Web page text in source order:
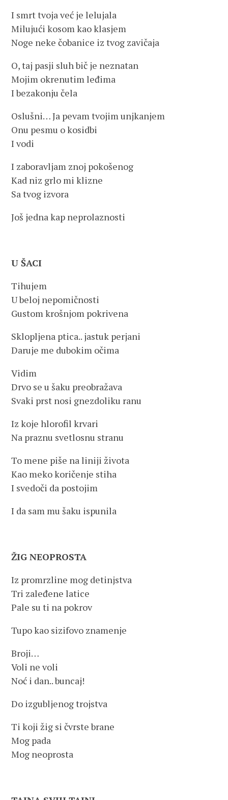
I smrt tvoja već je lelujala
Milujući kosom kao klasjem
Noge neke čobanice iz tvog zavičaja
O, taj pasji sluh bič je neznatan
Mojim okrenutim leđima
I bezakonju čela
Oslušni… Ja pevam tvojim unjkanjem
Onu pesmu o kosidbi
I vodi
I zaboravljam znoj pokošenog
Kad niz grlo mi klizne
Sa tvog izvora
Još jedna kap neprolaznosti
U ŠACI
Tihujem
U beloj nepomičnosti
Gustom krošnjom pokrivena
Sklopljena ptica.. jastuk perjani
Daruje me dubokim očima
Vidim
Drvo se u šaku preobražava
Svaki prst nosi gnezdoliku ranu
Iz koje hlorofil krvari
Na praznu svetlosnu stranu
To mene piše na liniji života
Kao meko koričenje stiha
I svedoči da postojim
I da sam mu šaku ispunila
ŽIG NEOPROSTA
Iz promrzline mog detinjstva
Tri zaleđene latice
Pale su ti na pokrov
Tupo kao sizifovo znamenje
Broji…
Voli ne voli
Noć i dan.. buncaj!
Do izgubljenog trojstva
Ti koji žig si čvrste brane
Mog pada
Mog neoprosta